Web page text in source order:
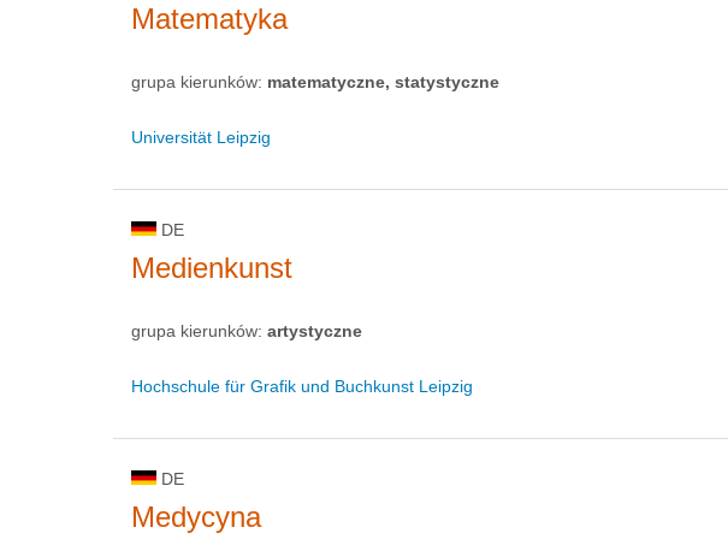
Matematyka
grupa kierunków: matematyczne, statystyczne
Universität Leipzig
DE
Medienkunst
grupa kierunków: artystyczne
Hochschule für Grafik und Buchkunst Leipzig
DE
Medycyna